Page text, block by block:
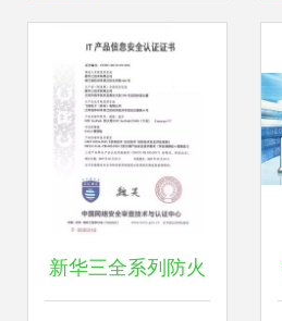
新篇章
新华三全系列防火